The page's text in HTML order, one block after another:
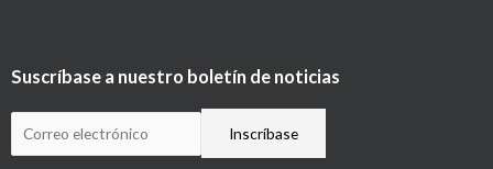
Suscríbase a nuestro boletín de noticias